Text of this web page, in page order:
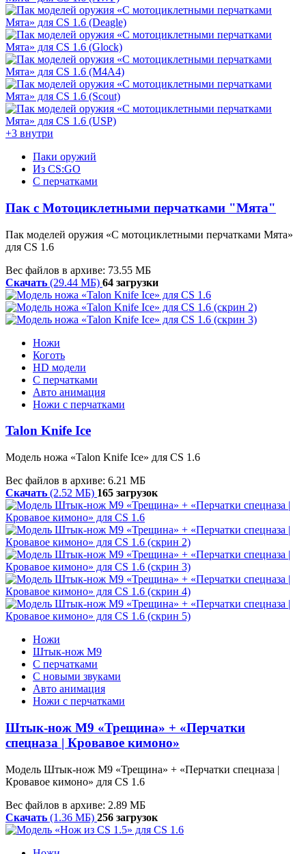
+3 внутри
Паки оружий
Из CS:GO
С перчатками
Пак с Мотоциклетными перчатками "Мята"
Пак моделей оружия «С мотоциклетными перчатками Мята»
для CS 1.6
Вес файлов в архиве: 73.55 МБ
Скачать (29.44 МБ) 64 загрузки
Ножи
Коготь
HD модели
С перчатками
Авто анимация
Ножи с перчатками
Talon Knife Ice
Модель ножа «Talon Knife Ice» для CS 1.6
Вес файлов в архиве: 6.21 МБ
Скачать (2.52 МБ) 165 загрузок
Ножи
Штык-нож М9
С перчатками
С новыми звуками
Авто анимация
Ножи с перчатками
Штык-нож М9 «Трещина» + «Перчатки
спецназа | Кровавое кимоно»
Модель Штык-нож М9 «Трещина» + «Перчатки спецназа |
Кровавое кимоно» для CS 1.6
Вес файлов в архиве: 2.89 МБ
Скачать (1.36 МБ) 256 загрузок